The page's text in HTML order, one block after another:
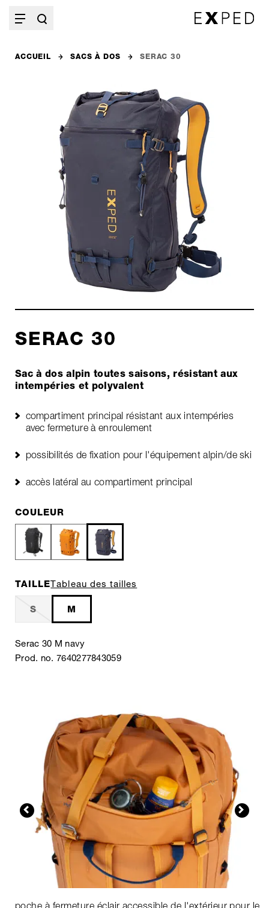
ACCUEIL SACS À DOS SERAC 30
SERAC 30
Sac à dos alpin toutes saisons, résistant aux
intempéries et polyvalent
compartiment principal résistant aux intempéries
avec fermeture à enroulement
possibilités de fixation pour l'équipement alpin/de ski
accès latéral au compartiment principal
COULEUR
TAILLETableau des tailles
S M
Serac 30 M navy
Prod. no. 7640277843059
poche à fermeture éclair accessible de l'extérieur pour le